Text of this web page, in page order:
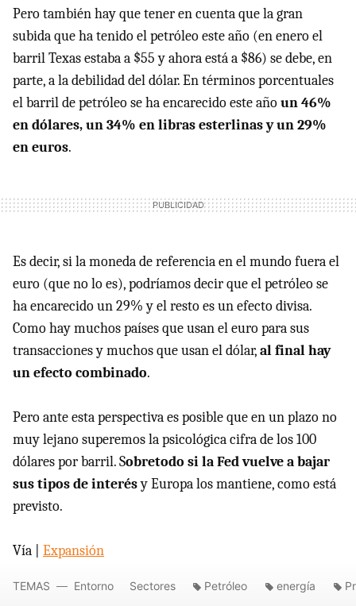
Pero también hay que tener en cuenta que la gran
subida que ha tenido el petróleo este año (en enero el
barril Texas estaba a $55 y ahora está a $86) se debe, en
parte, a la debilidad del dólar. En términos porcentuales
el barril de petróleo se ha encarecido este añoun 46%
en dólares, un 34% en libras esterlinas y un 29%
en euros.
Es decir, si la moneda de referencia en el mundo fuera el
euro (que no lo es), podríamos decir que el petróleo se
ha encarecido un 29% y el resto es un efecto divisa.
Como hay muchos países que usan el euro para sus
transacciones y muchos que usan el dólar,al final hay
un efecto combinado.
Pero ante esta perspectiva es posible que en un plazo no
muy lejano superemos la psicológica cifra de los 100
dólares por barril. Sobretodo si la Fed vuelve a bajar
sus tipos de interésy Europa los mantiene, como está
previsto.
Vía | Expansión
TEMAS Entorno Sectores Petróleo energía